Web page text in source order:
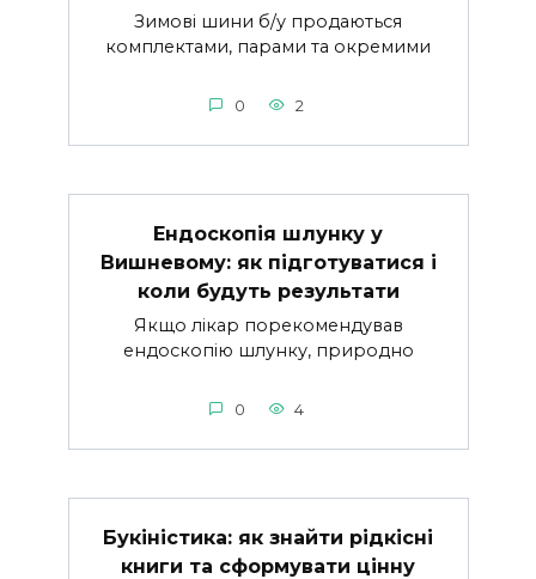
Зимові шини б/у продаються
комплектами, парами та окремими
0 2
Ендоскопія шлунку у
Вишневому: як підготуватися і
коли будуть результати
Якщо лікар порекомендував
ендоскопію шлунку, природно
0 4
Букіністика: як знайти рідкісні
книги та сформувати цінну